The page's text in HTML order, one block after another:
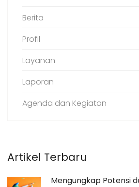
Berita
Profil
Layanan
Laporan
Agenda dan Kegiatan
Artikel Terbaru
Mengungkap Potensi